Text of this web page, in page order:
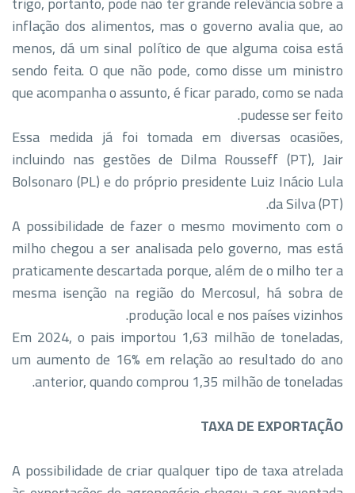
inflação dos alimentos, mas o governo avalia que, ao
menos, dá um sinal político de que alguma coisa está
sendo feita. O que não pode, como disse um ministro
que acompanha o assunto, é ficar parado, como se nada
pudesse ser feito.
Essa medida já foi tomada em diversas ocasiões,
incluindo nas gestões de Dilma Rousseff (PT), Jair
Bolsonaro (PL) e do próprio presidente Luiz Inácio Lula
da Silva (PT).
A possibilidade de fazer o mesmo movimento com o
milho chegou a ser analisada pelo governo, mas está
praticamente descartada porque, além de o milho ter a
mesma isenção na região do Mercosul, há sobra de
produção local e nos países vizinhos.
Em 2024, o pais importou 1,63 milhão de toneladas,
um aumento de 16% em relação ao resultado do ano
anterior, quando comprou 1,35 milhão de toneladas.
TAXA DE EXPORTAÇÃO
A possibilidade de criar qualquer tipo de taxa atrelada